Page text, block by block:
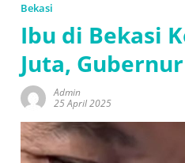
Bekasi
Ibu di Bekasi
Juta,
Admin
25 April 2025